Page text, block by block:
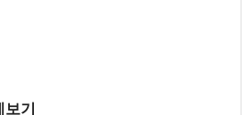
보기